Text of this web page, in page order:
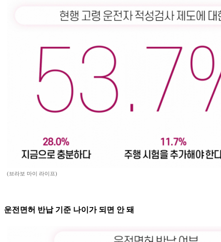
(브라보 마이 라이프)
운전면허 반납 기준 나이가 되면 안 돼